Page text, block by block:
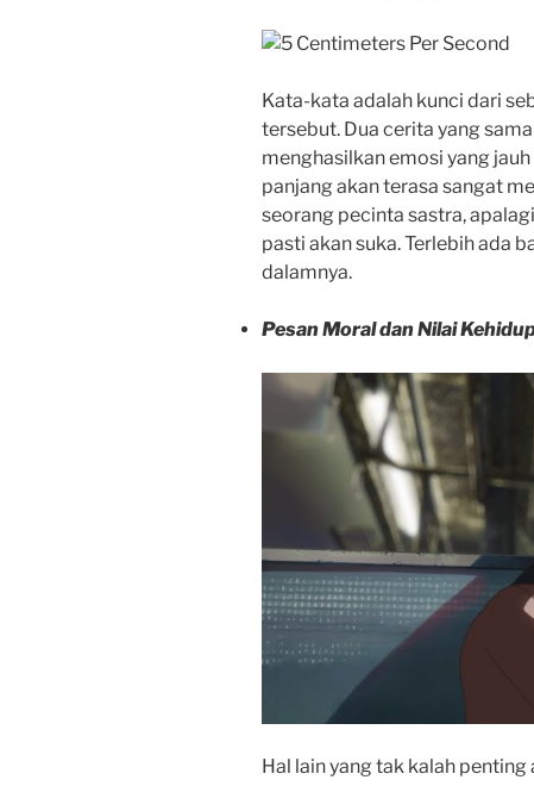
Kata-kata adalah kunci dari
tersebut. Dua cerita yang
menghasilkan emosi yang
panjang akan terasa sangat
seorang pecinta sastra,
pasti akan suka. Terlebih ada
dalamnya.
Pesan Moral dan Nilai
Hal lain yang tak kalah